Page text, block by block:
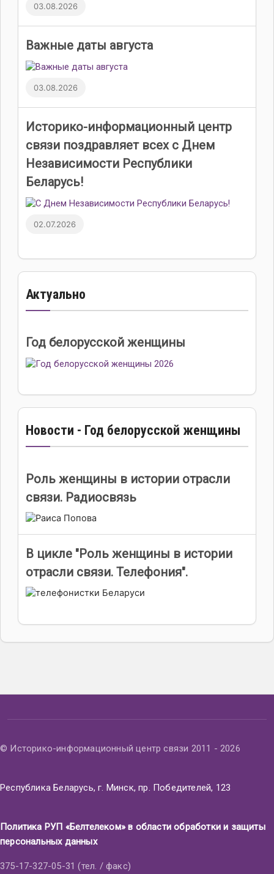
03.08.2026
Важные даты августа
03.08.2026
Историко-информационный центр
связи поздравляет всех с Днем
Независимости Республики
Беларусь!
02.07.2026
Актуально
Год белорусской женщины
Новости - Год белорусской женщины
Роль женщины в истории отрасли
связи. Радиосвязь
В цикле "Роль женщины в истории
отрасли связи. Телефония".
© Историко-информационный центр связи 2011 - 2026
Республика Беларусь, г. Минск, пр. Победителей, 123
Политика РУП «Белтелеком» в области обработки и защиты
персональных данных
375-17-327-05-31 (тел. / факс)